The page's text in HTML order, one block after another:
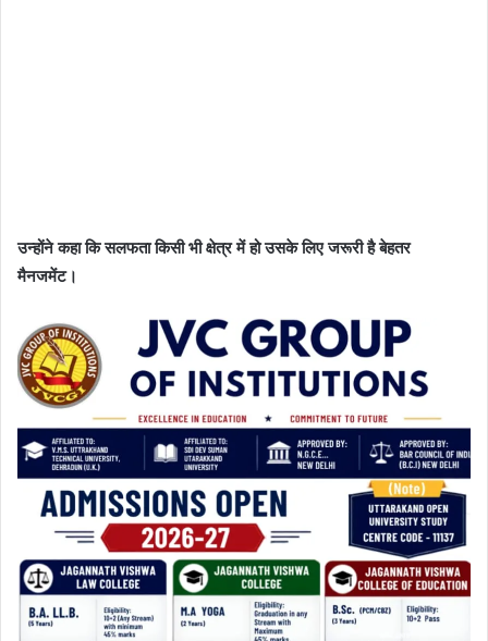
उन्होंने कहा कि सलफता किसी भी क्षेत्र में हो उसके लिए जरूरी है बेहतर
मैनजमेंट।